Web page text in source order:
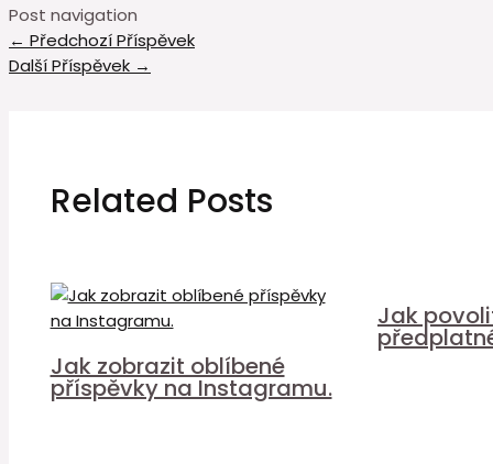
Post navigation
← Předchozí Příspěvek
Další Příspěvek →
Related Posts
Jak zobrazit oblíbené
příspěvky na Instagramu.
Jak